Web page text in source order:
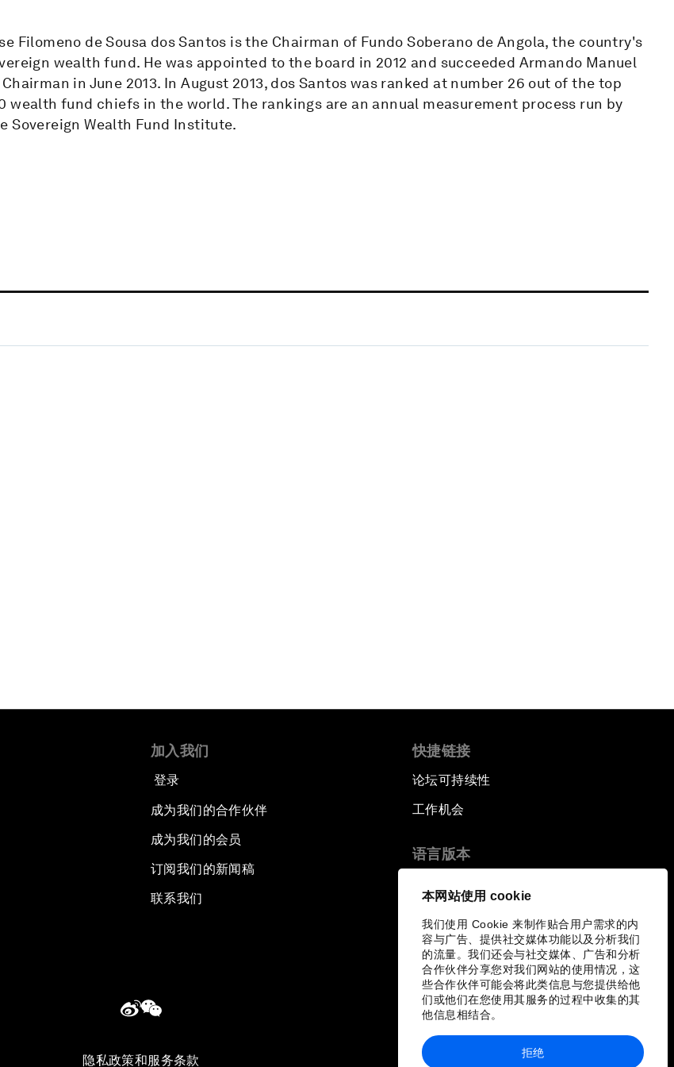
本网站使用 cookie
我们使用 Cookie 来制作贴合用户需求的内
容与广告、提供社交媒体功能以及分析我们
的流量。我们还会与社交媒体、广告和分析
合作伙伴分享您对我们网站的使用情况，这
些合作伙伴可能会将此类信息与您提供给他
们或他们在您使用其服务的过程中收集的其
他信息相结合。
拒绝
Filomeno de Sousa dos Santos is the Chairman of Fundo Soberano de Angola, the country's
wealth fund. He was appointed to the board in 2012 and succeeded Armando Manuel
Chairman in June 2013. In August 2013, dos Santos was ranked at number 26 out of the top
wealth fund chiefs in the world. The rankings are an annual measurement process run by
Sovereign Wealth Fund Institute.
加入我们
登录
成为我们的合作伙伴
成为我们的会员
订阅我们的新闻稿
联系我们
快捷链接
论坛可持续性
工作机会
语言版本
隐私政策和服务条款